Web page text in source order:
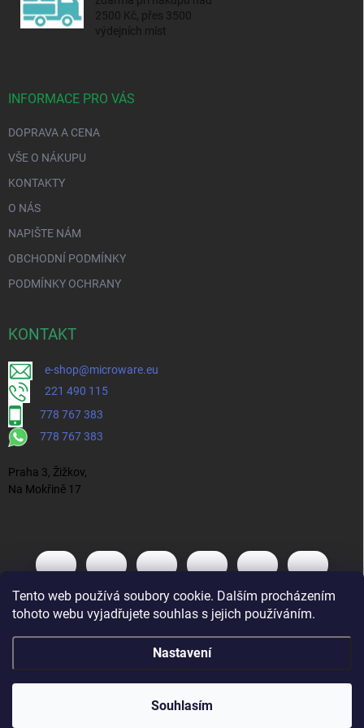
Tento web používá soubory cookie. Dalším procházením
tohoto webu vyjadřujete souhlas s jejich používáním.
Nastavení
Souhlasím
2500 Kč, přes 3500
výdejních míst
INFORMACE PRO VÁS
DOPRAVA A CENA
VŠE O NÁKUPU
KONTAKTY
O NÁS
NAPIŠTE NÁM
OBCHODNÍ PODMÍNKY
PODMÍNKY OCHRANY
KONTAKT
e-shop@microware.eu
221 490 115
778 767 383
778 767 383
Praha 3, Žižkov,
Na Mokřině 17